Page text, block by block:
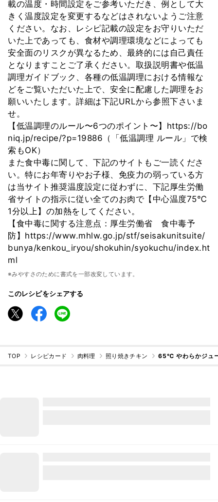
載の温度・時間設定をご参考いただき、例として大
きく温度設定を変更するなどはされないようご注意
ください。なお、レシピ記載の設定をお守りいただ
いた上であっても、食材や調理環境などによっても
安全面のリスクが異なるため、最終的には自己責任
となりますことご了承ください。取扱説明書や低温
調理ガイドブック、各種の低温調理における情報な
どをご覧いただいた上で、安全に配慮した調理をお
願いいたします。詳細は下記URLから参照下さいま
せ。
【低温調理のルール〜6つのポイント〜】https://bo
niq.jp/recipe/?p=19886（「低温調理 ルール」で検
索もOK）
また食中毒に関して、下記のサイトもご一読くださ
い。特にお年寄りやお子様、免疫力の弱っている方
は当サイト推奨温度設定に従わずに、下記厚生労働
省サイトの指示に従い全てのお肉で【中心温度75℃
1分以上】の加熱をしてください。
【食中毒に関する注意点：厚生労働省 食中毒予
防】https://www.mhlw.go.jp/stf/seisakunitsuite/
bunya/kenkou_iryou/shokuhin/syokuchu/index.ht
ml
※みやすさのために書式を一部改変しています。
このレシピをシェアする
TOP レシピカード 肉料理 照り焼きチキン 65℃ やわらかジュ